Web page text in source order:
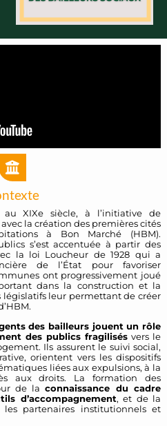
XIXe siècle, à l’initiative de
la création des premières cités
à Bon Marché (HBM).
s’est accentuée à partir des
la loi Loucheur de 1928 qui a
de l’État pour favoriser
ont progressivement joué
dans la construction et la
législatifs leur permettant de créer
des bailleurs jouent un rôle
des publics fragilisés vers le
Ils assurent le suivi social,
orientent vers les dispositifs
liées aux expulsions, à la
aux droits. La formation des
de laconnaissance du cadre
d’accompagnement, et de la
partenaires institutionnels et